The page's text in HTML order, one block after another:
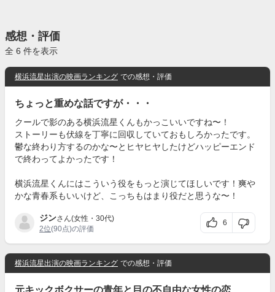
感想・評価
全 6 件を表示
横浜流星出演の映画ランキング での感想・評価
ちょっと重めな話ですが・・・
クールで影のある横浜流星くんもかっこいいですね〜！
ストーリーも伏線を丁寧に回収していておもしろかったです。
鬱な終わり方するのかな〜とヒヤヒヤしたけどハッピーエンド
で終わってよかったです！
横浜流星くんにはこういう役をもっと演じてほしいです！爽や
かな青春系もいいけど、こっちもはまり役だと思うな〜！
ジンさん(女性・30代)
2位(90点)の評価
6
横浜流星出演の映画ランキング での感想・評価
元キックボクサーの青年と目の不自由な女性の恋